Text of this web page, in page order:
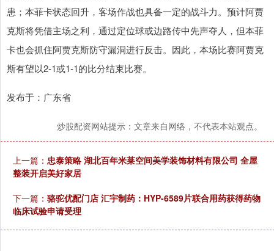
患；本菲卡状态回升，客场作战也具备一定的战斗力。预计阿贾
克斯将凭借主场之利，通过定位球或边路传中先声夺人，但本菲
卡也会抓住阿贾克斯防守漏洞进行反击。因此，本场比赛阿贾克
斯有望以2-1或1-1的比分结束比赛。
发布于：广东省
炒股配资网站提示：文章来自网络，不代表本站观点。
上一篇： 忠泰策略 湖北百年米莱空间美学装饰材料有限公司 全屋
整装开启美好家居
下一篇： 骆驼优配门店 汇宇制药：HYP-6589片联合用药获得药物
临床试验申请受理